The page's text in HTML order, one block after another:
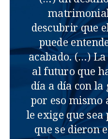
descubrir que
puede
acabado. (…)
al futuro que
día a día con la
por eso mismo
le exige que
que se dieron